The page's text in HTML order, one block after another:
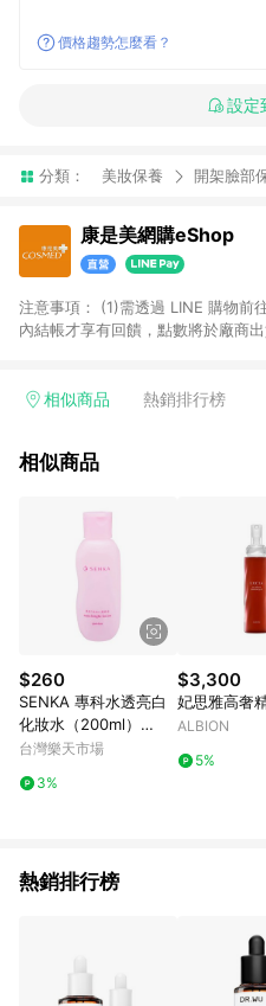
價格趨勢怎麼看？
設定
分類： 美妝保養 開架臉部
康是美網購eShop
注意事項：​ (1)需透過 LINE 購物前
內結帳才享有回饋，點數將於廠商
黃金鑽飾/精品相關/3C數位(含周邊
饋%」，將於訂單成立後由「LINE
依LINE購物網站訂單成立通知為準
品最高回饋點數」機制 (部分時段
訂單中同一商品不論件數計算，請
饋機制為準。
相似商品 熱銷排行榜
相似商品
$260
SENKA 專科水透亮白
化妝水（200ml）
【優．日常】
台灣樂天市場
3%
$3,300
妃思雅高奢
ALBION
5%
熱銷排行榜